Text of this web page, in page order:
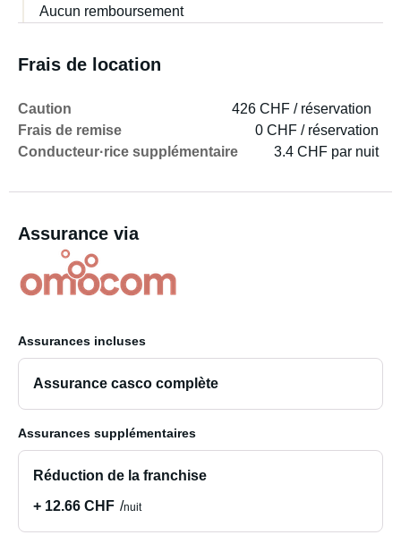
Aucun remboursement
Frais de location
Caution
426 CHF / réservation
Frais de remise
0 CHF / réservation
Conducteur·rice supplémentaire
3.4 CHF par nuit
Assurance via
Assurances incluses
Assurance casco complète
Assurances supplémentaires
Réduction de la franchise
+ 12.66 CHF
nuit